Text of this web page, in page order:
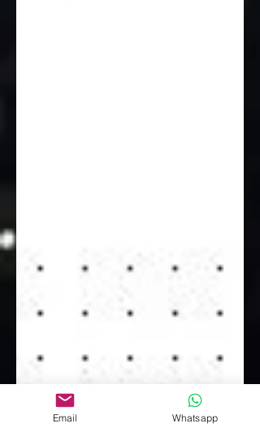
Email Whatsapp